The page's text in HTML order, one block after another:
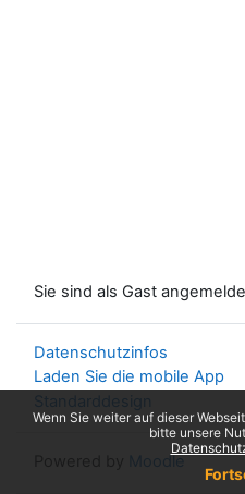
Wenn Sie weiter auf dieser
bitte unsere
Sie sind als Gast
Datenschutzinfos
Laden Sie die mobile App
Standarddesign
Moodle